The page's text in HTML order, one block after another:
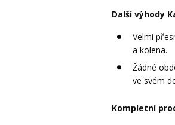
Další výhody
Velmi
a kolena.
Žádné
ve svém
Kompletní